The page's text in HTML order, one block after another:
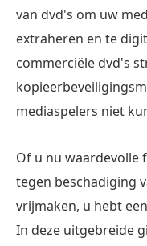
van dvd's om uw
extraheren en te
commerciële dvd's
mediaspelers niet
Of u nu waardevolle
tegen beschadiging
vrijmaken, u hebt
In deze uitgebreide